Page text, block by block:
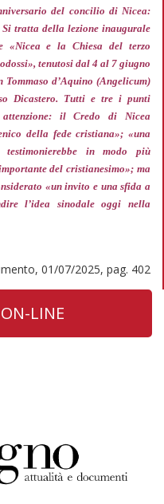
del concilio di Nicea:
Si tratta della lezione inaugurale
«Nicea e la Chiesa del terzo
tenutosi dal 4 al 7 giugno
d’Aquino (Angelicum)
Dicastero. Tutti e tre i punti
il Credo di Nicea
della fede cristiana»; «una
testimonierebbe in modo più
del cristianesimo»; ma
«un invito e una sfida a
l’idea sinodale oggi nella
01/07/2025, pag. 402
LINE